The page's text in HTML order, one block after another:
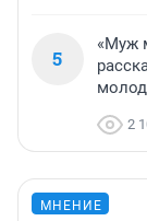
5
«Муж
2
МНЕНИЕ